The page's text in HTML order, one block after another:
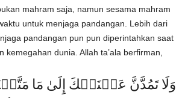
mahram saja, namun sesama mahram
untuk menjaga pandangan. Lebih dari
pandangan pun pun diperintahkan saat
kemegahan dunia. Allah ta’ala berfirman,
وَلَا تَمُدَّنَّ عَيۡنَيۡكَ إِلَىٰ مَا